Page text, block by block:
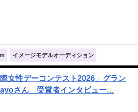
イメージモデルオーディション
際女性デーコンテスト2026」グラン
さん 受賞者インタビュー…